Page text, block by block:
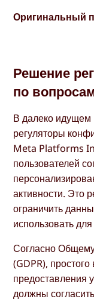
Оригинальный
Решение
по
В далеко идущем
регуляторы
Meta Platforms
пользователей
активности. Это
ограничить
использовать
Согласно
(GDPR),
предоставления
должны